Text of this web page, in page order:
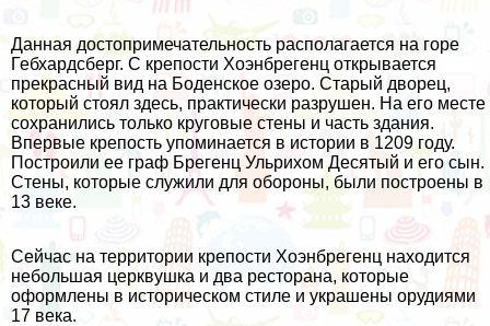
Данная достопримечательность располагается на горе
Гебхардсберг. С крепости Хоэнбрегенц открывается
прекрасный вид на Боденское озеро. Старый дворец,
который стоял здесь, практически разрушен. На его месте
сохранились только круговые стены и часть здания.
Впервые крепость упоминается в истории в 1209 году.
Построили ее граф Брегенц Ульрихом Десятый и его сын.
Стены, которые служили для обороны, были построены в
13 веке.
Сейчас на территории крепости Хоэнбрегенц находится
небольшая церквушка и два ресторана, которые
оформлены в историческом стиле и украшены орудиями
17 века.